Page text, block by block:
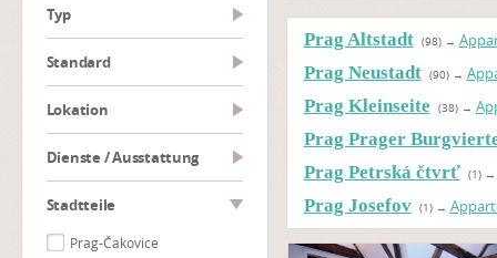
Typ
Standard
Lokation
Dienste / Ausstattung
Stadtteile
Prag-Čakovice
Prag Altstadt (98)→
Prag Neustadt (90)→
Prag Kleinseite (38)→
Prag Prager
Prag Petrská čtvrť (1)
Prag Josefov (1)→